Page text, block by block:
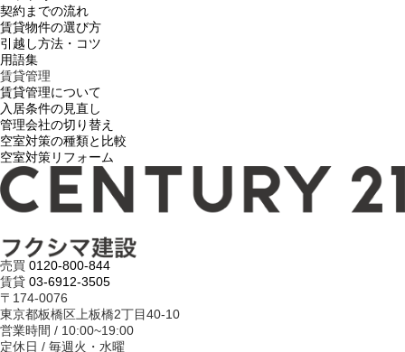
契約までの流れ
賃貸物件の選び方
引越し方法・コツ
用語集
賃貸管理
賃貸管理について
入居条件の見直し
管理会社の切り替え
空室対策の種類と比較
空室対策リフォーム
売買 0120-800-844
賃貸 03-6912-3505
〒174-0076
東京都板橋区上板橋2丁目40-10
営業時間 / 10:00~19:00
定休日 / 毎週火・水曜